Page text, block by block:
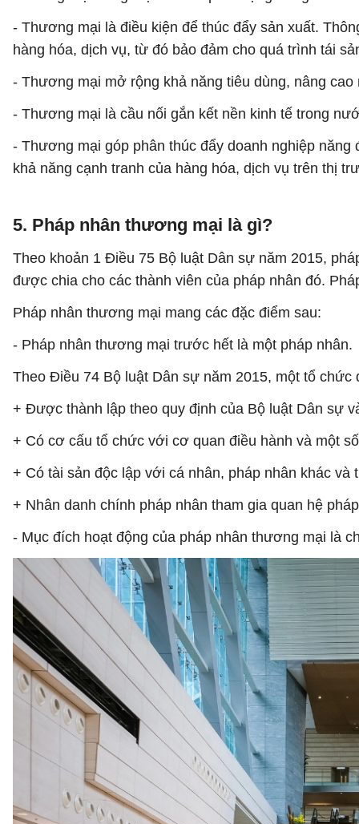
- Thương mại là điều kiện để thúc đẩy sản xuất.
hàng hóa, dịch vụ, từ đó bảo đảm cho quá trình tái
- Thương mại mở rộng khả năng tiêu dùng, nâng
- Thương mại là cầu nối gắn kết nền kinh tế trong
- Thương mại góp phân thúc đẩy doanh nghiệp
khả năng cạnh tranh của hàng hóa, dịch vụ trên thị
5. Pháp nhân thương mại là gì?
Theo khoản 1 Điều 75 Bộ luật Dân sự năm 2015,
được chia cho các thành viên của pháp nhân đó.
Pháp nhân thương mại mang các đặc điểm sau:
- Pháp nhân thương mại trước hết là một pháp nhân.
Theo Điều 74 Bộ luật Dân sự năm 2015, một tổ
+ Được thành lập theo quy định của Bộ luật Dân sự
+ Có cơ cấu tổ chức với cơ quan điều hành và một
+ Có tài sản độc lập với cá nhân, pháp nhân khác
+ Nhân danh chính pháp nhân tham gia quan hệ
- Mục đích hoạt động của pháp nhân thương mại là